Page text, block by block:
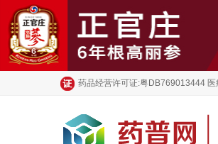
药品经营许可证:粤DB769013444